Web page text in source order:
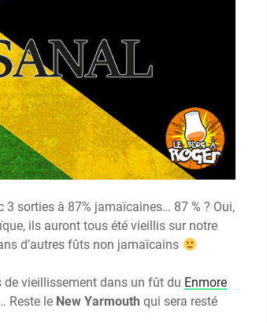
3 sorties à 87% jamaïcaines… 87 % ? Oui,
ils auront tous été vieillis sur notre
d’autres fûts non jamaïcains
de vieillissement dans un fût du Enmore
Reste le New Yarmouth qui sera resté